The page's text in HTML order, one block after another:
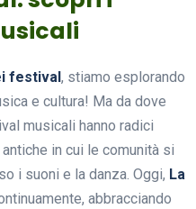
festival , stiamo esplorando
e cultura! Ma da dove
musicali hanno radici
in cui le comunità si
i suoni e la danza. Oggi, La
abbracciando